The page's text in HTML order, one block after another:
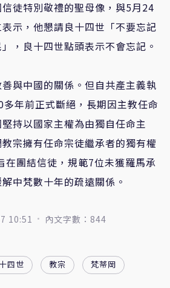
徒特別敬禮的聖母像，與5月24
示，他懇請良十四世「不要忘記
，良十四世點頭表示不會忘記。
與中國的關係。但自共產主義執
年前正式斷絕，長期因主教任命
持以國家主權為由獨自任命主
宗擁有任命宗徒繼承者的獨有權
在團結信徒，規範7位未獲羅馬承
中梵數十年的疏遠關係。
10:51 內文字數：844
四世 教宗 梵蒂岡